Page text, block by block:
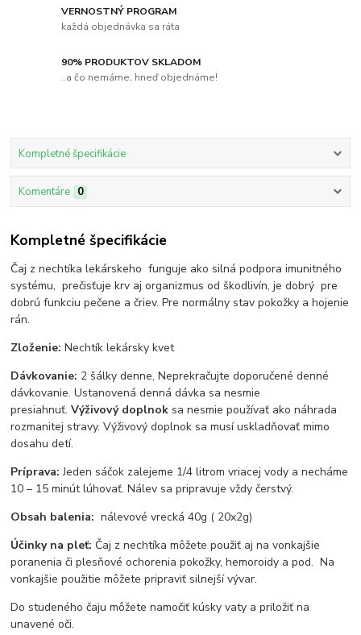
VERNOSTNÝ PROGRAM
každá objednávka sa ráta
90% PRODUKTOV SKLADOM
..a čo nemáme, hneď objednáme!
Kompletné špecifikácie
Komentáre 0
Kompletné špecifikácie
Čaj z nechtíka lekárskeho funguje ako silná podpora imunitného
systému, prečisťuje krv aj organizmus od škodlivín, je dobrý pre
dobrú funkciu pečene a čriev. Pre normálny stav pokožky a hojenie
rán.
Zloženie: Nechtík lekársky kvet
Dávkovanie: 2 šálky denne, Neprekračujte doporučené denné
dávkovanie. Ustanovená denná dávka sa nesmie
presiahnuť.Výživový doplnok sa nesmie používať ako náhrada
rozmanitej stravy. Výživový doplnok sa musí uskladňovať mimo
dosahu detí.
Príprava: Jeden sáčok zalejeme 1/4 litrom vriacej vody a necháme
10 – 15 minút lúhovať. Nálev sa pripravuje vždy čerstvý.
Obsah balenia:nálevové vrecká 40g ( 20x2g)
Účinky na pleť: Čaj z nechtíka môžete použiť aj na vonkajšie
poranenia či plesňové ochorenia pokožky, hemoroidy a pod. Na
vonkajšie použitie môžete pripraviť silnejší vývar.
Do studeného čaju môžete namočiť kúsky vaty a priložiť na
unavené oči.